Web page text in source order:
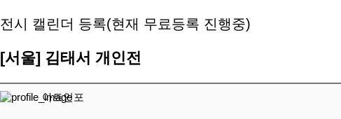
전시 캘린더 등록(현재 무료등록 진행중)
[서울] 김태서 개인전
아트인포